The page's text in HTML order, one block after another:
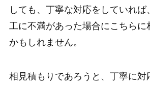
しても、丁寧な対応をしていれ
工に不満があった場合にこちらに
かもしれません。
相見積もりであろうと、丁寧に対